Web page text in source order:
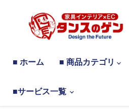
■ ホーム ■ 商品カテゴリ
■サービス一覧